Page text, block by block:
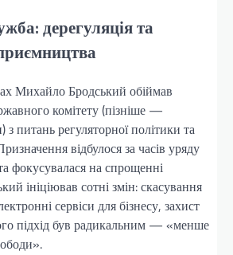
дерегуляція та
Михайло Бродський обіймав
комітету (пізніше —
питань регуляторної політики та
відбулося за часів уряду
фокусувалася на спрощенні
ініціював сотні змін: скасування
сервіси для бізнесу, захист
підхід був радикальним — «менше